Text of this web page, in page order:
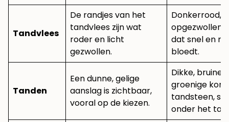
Tandvlees
De randjes van het
tandvlees zijn wat
roder en licht
gezwollen.
Donkerrood,
opgezwollen
dat snel en
bloedt.
Tanden
Een dunne, gelige
aanslag is zichtbaar,
vooral op de kiezen.
Dikke, bruine
groenige
tandsteen,
onder het